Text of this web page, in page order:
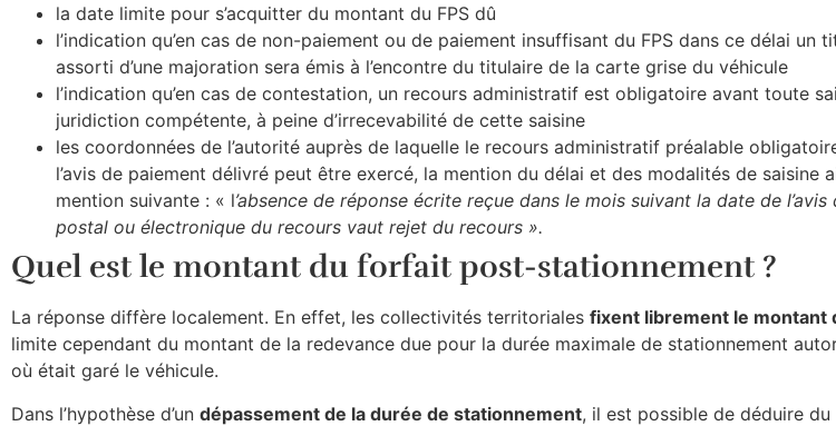
la date limite pour s’acquitter du montant du FPS dû
l’indication qu’en cas de non-paiement ou de paiement insuffisant du FPS dans ce délai un
assorti d’une majoration sera émis à l’encontre du titulaire de la carte grise du véhicule
l’indication qu’en cas de contestation, un recours administratif est obligatoire avant toute
juridiction compétente, à peine d’irrecevabilité de cette saisine
les coordonnées de l’autorité auprès de laquelle le recours administratif préalable
l’avis de paiement délivré peut être exercé, la mention du délai et des modalités de saisine
mention suivante : « l’absence de réponse écrite reçue dans le mois suivant la date de
postal ou électronique du recours vaut rejet du recours ».
Quel est le montant du forfait post-stationnement ?
La réponse diffère localement. En effet, les collectivités territoriales fixent librement le montant
limite cependant du montant de la redevance due pour la durée maximale de stationnement
où était garé le véhicule.
Dans l’hypothèse d’un dépassement de la durée de stationnement, il est possible de déduire du